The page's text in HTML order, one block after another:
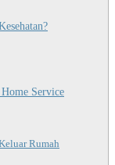
Service
Rumah